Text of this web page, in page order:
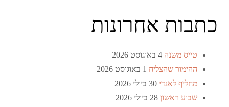
כתבות אחרונות
טייס משנה 4 באוגוסט 2026
ההימור שהצליח 1 באוגוסט 2026
מחליף לאנדי 30 ביולי 2026
שבוע ראשון 28 ביולי 2026